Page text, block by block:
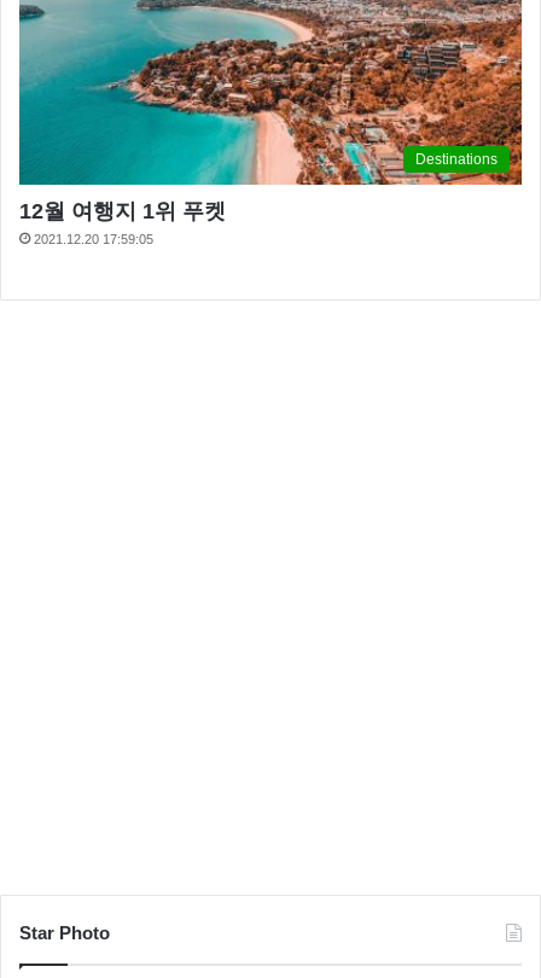
Destinations
12월 여행지 1위 푸켓
2021.12.20 17:59:05
Star Photo